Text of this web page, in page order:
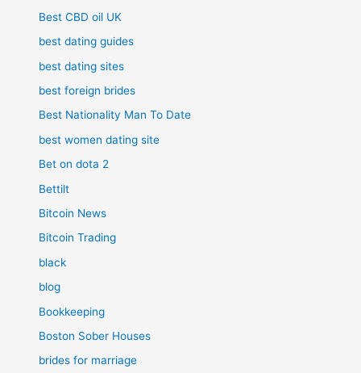
Best CBD oil UK
best dating guides
best dating sites
best foreign brides
Best Nationality Man To Date
best women dating site
Bet on dota 2
Bettilt
Bitcoin News
Bitcoin Trading
black
blog
Bookkeeping
Boston Sober Houses
brides for marriage